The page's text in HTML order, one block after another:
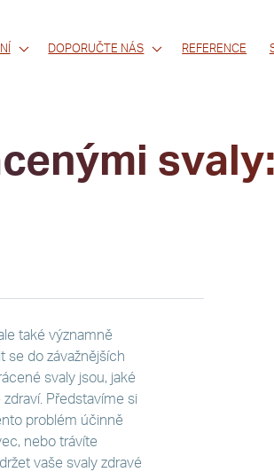
DOPORUČTE NÁS REFERENCE
také významně
se do závažnějších
svaly jsou, jaké
Představíme si
problém účinně
nebo trávíte
vaše svaly zdravé